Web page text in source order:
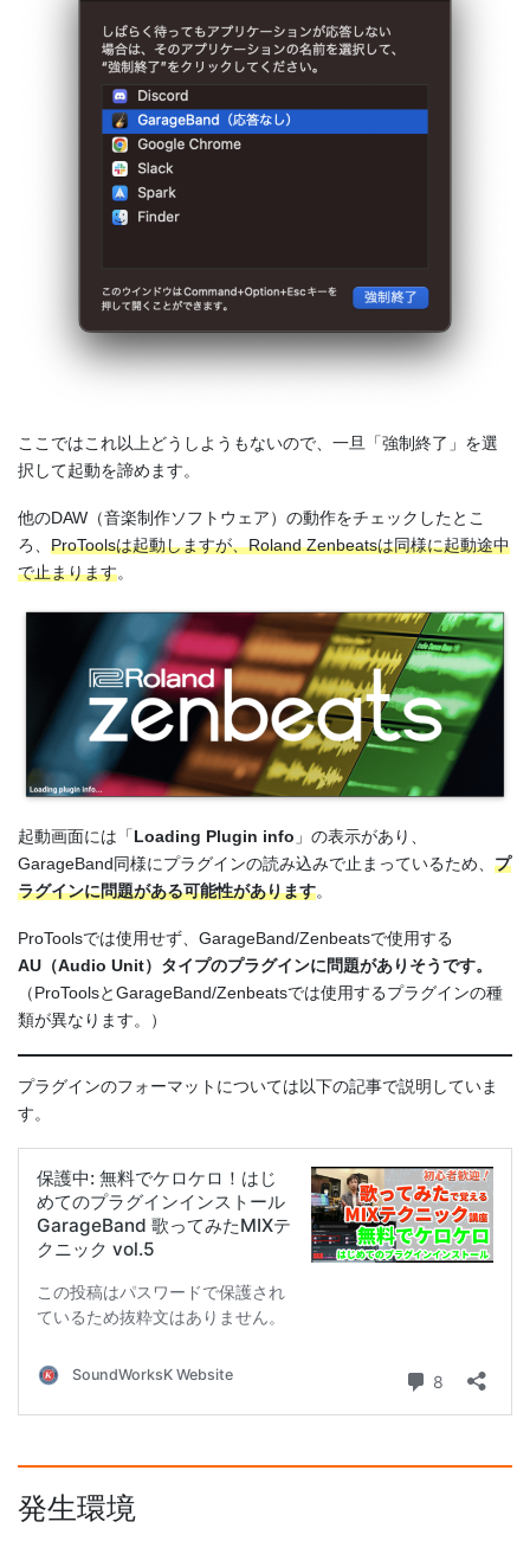
ここではこれ以上どうしようもないので、一旦「強制終了」を選
択して起動を諦めます。
他のDAW（音楽制作ソフトウェア）の動作をチェックしたとこ
ろ、 ProToolsは起動しますが、Roland Zenbeatsは同様に起動途中
で止まります。
起動画面には「Loading Plugin info 」の表示があり、
GarageBand同様にプラグインの読み込みで止まっているため、 プ
ラグインに問題がある可能性があります。
ProToolsでは使用せず、GarageBand/Zenbeatsで使用する
AU（Audio Unit）タイプのプラグインに問題がありそうです。
（ProToolsとGarageBand/Zenbeatsでは使用するプラグインの種
類が異なります。）
プラグインのフォーマットについては以下の記事で説明していま
す。
発生環境